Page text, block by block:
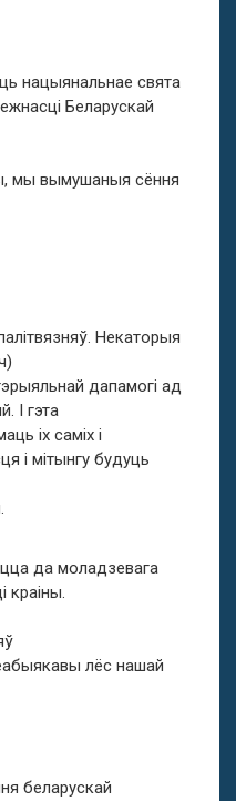
нацыянальнае свята
Беларускай
мы вымушаныя сёння
Некаторыя
дапамогі ад
І гэта
іх саміх і
і мітынгу будуць
да моладзевага
краіны.
лёс нашай
беларускай